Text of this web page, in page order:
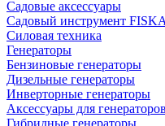
Садовые аксессуары
Садовый инструмент
Силовая техника
Генераторы
Бензиновые генераторы
Дизельные генераторы
Инверторные генераторы
Аксессуары для генераторов
Гибридные генераторы